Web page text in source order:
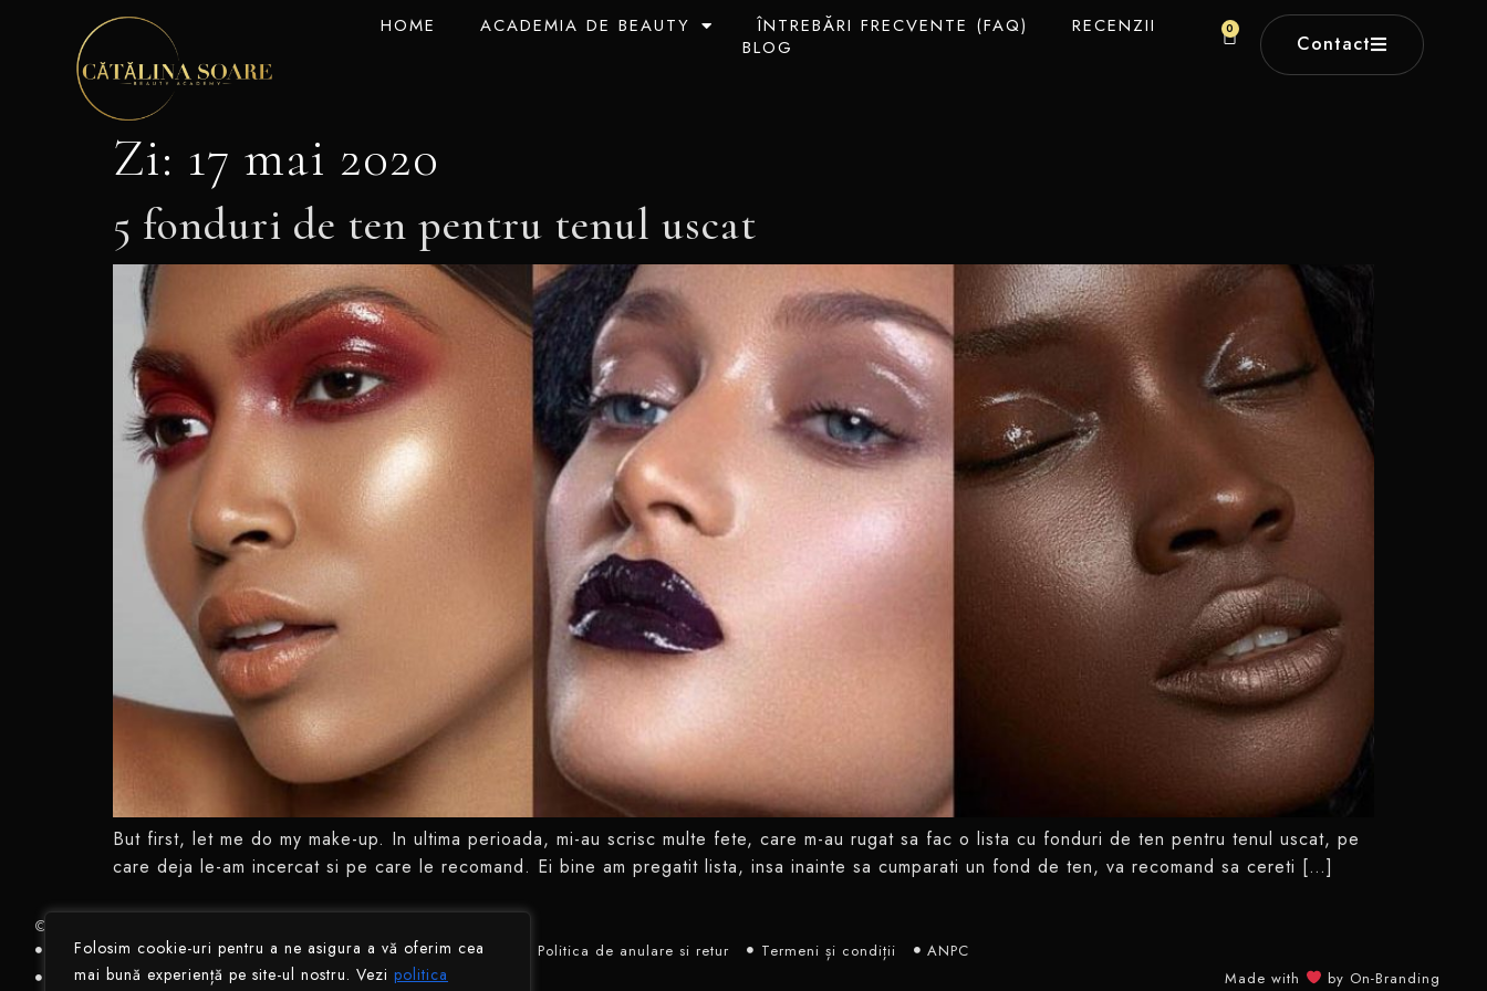
Folosim cookie-uri pentru a ne asigura a vă oferim cea
mai bună experiență pe site-ul nostru. Vezi politica
HOME ACADEMIA DE BEAUTY ÎNTREBĂRI FRECVENTE (FAQ)
RECENZII
BLOG
Contact
0
Zi: 17 mai 2020
5 fonduri de ten pentru tenul uscat
But first, let me do my make-up. In ultima perioada, mi-au scrisc multe fete, care m-au rugat sa fac o lista cu fonduri de ten pentru tenul uscat, pe
care deja le-am incercat si pe care le recomand. Ei bine am pregatit lista, insa inainte sa cumparati un fond de ten, va recomand sa cereti […]
© Catalina Soare 2026. Toate drepturile rezervate.
Contul meu
Politica de confidențialitate Politica cookies Politica de anulare si retur Termeni și condiții
ANPC
ANPC- SAL
ANC Made with by On-Branding​